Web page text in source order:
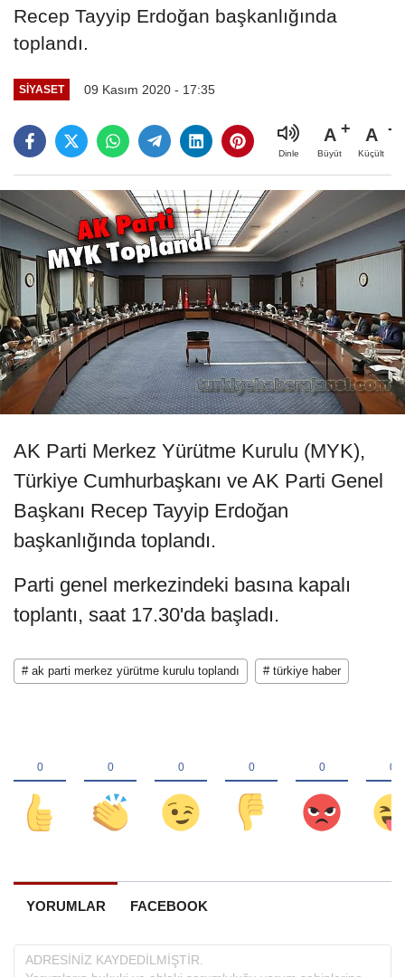
Recep Tayyip Erdoğan başkanlığında
toplandı.
SIYASET 09 Kasım 2020 - 17:35
Dinle
A
Büyüt
A
Küçült
AK Parti Merkez Yürütme Kurulu (MYK),
Türkiye Cumhurbaşkanı ve AK Parti Genel
Başkanı Recep Tayyip Erdoğan
başkanlığında toplandı.
Parti genel merkezindeki basına kapalı
toplantı, saat 17.30'da başladı.
# ak parti merkez yürütme kurulu toplandı # türkiye haber
YORUMLAR FACEBOOK